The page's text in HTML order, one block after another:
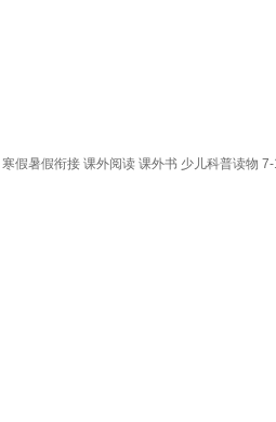
假暑假衔接 课外阅读 课外书 少儿科普读物